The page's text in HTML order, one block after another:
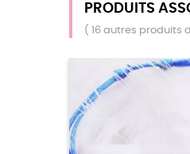
PRODUITS
( 16 autres produits